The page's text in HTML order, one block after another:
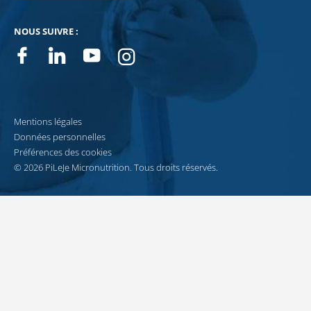
NOUS SUIVRE :
Facebook
Linkedin
YoutubeInstagram
Mentions légales
Données personnelles
Préférences des cookies
© 2026 PiLeJe Micronutrition. Tous droits réservés.
Recevez notre newsletter